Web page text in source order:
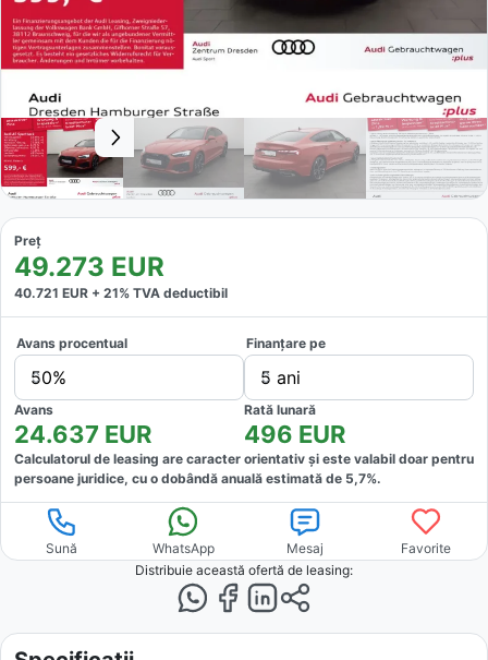
Preț
49.273 EUR
40.721 EUR + 21% TVA deductibil
Avans procentual
50%
Finanțare pe
5 ani
Avans
24.637 EUR
Rată lunară
496 EUR
Calculatorul de leasing are caracter orientativ și este valabil doar pentru
persoane juridice, cu o dobândă anuală estimată de 5,7%.
Sună WhatsApp Mesaj
Favorite
Distribuie această ofertă de leasing: